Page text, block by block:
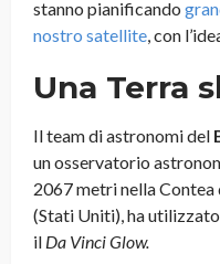
stanno pianificando
nostro satellite , con
Una Terra
Il team di astronomi del
un osservatorio
2067 metri nella Contea
(Stati Uniti), ha
il Da Vinci Glow.